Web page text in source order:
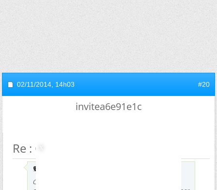
02/11/2014, 14h03 #20
invitea6e91e1c
Re : Comment réfléchir?
Certains (comme moi) auront plus de facilité à se